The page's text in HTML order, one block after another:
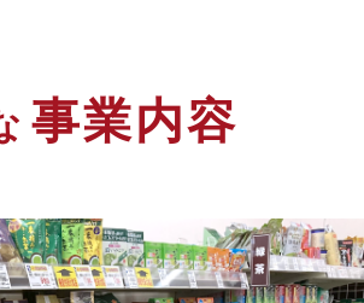
事業内容